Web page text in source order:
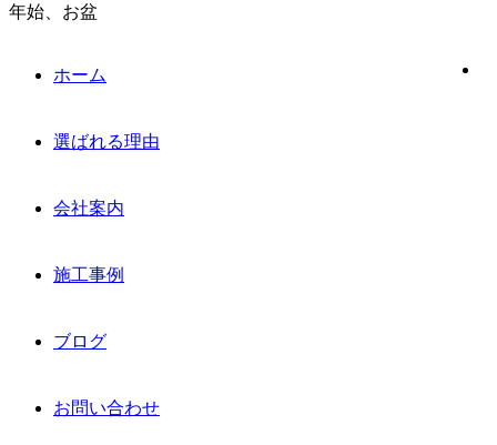
年始、お盆
ホーム
選ばれる理由
会社案内
施工事例
ブログ
お問い合わせ